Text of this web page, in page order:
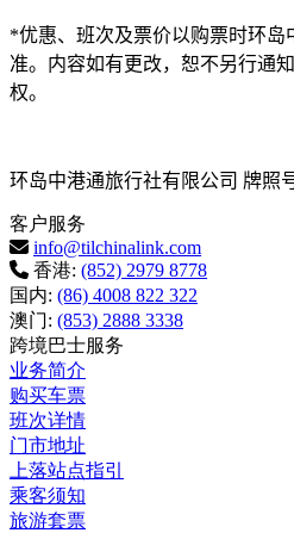
*优惠、班次及票价以购票时环岛
准。内容如有更改，恕不另行通
权。
环岛中港通旅行社有限公司 牌照
客户服务
info@tilchinalink.com
香港: (852) 2979 8778
国内: (86) 4008 822 322
澳门: (853) 2888 3338
跨境巴士服务
业务简介
购买车票
班次详情
门市地址
上落站点指引
乘客须知
旅游套票